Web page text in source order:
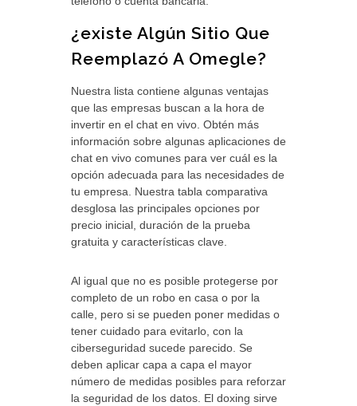
¿existe Algún Sitio Que
Reemplazó A Omegle?
Nuestra lista contiene algunas ventajas
que las empresas buscan a la hora de
invertir en el chat en vivo. Obtén más
información sobre algunas aplicaciones de
chat en vivo comunes para ver cuál es la
opción adecuada para las necesidades de
tu empresa. Nuestra tabla comparativa
desglosa las principales opciones por
precio inicial, duración de la prueba
gratuita y características clave.
Al igual que no es posible protegerse por
completo de un robo en casa o por la
calle, pero si se pueden poner medidas o
tener cuidado para evitarlo, con la
ciberseguridad sucede parecido. Se
deben aplicar capa a capa el mayor
número de medidas posibles para reforzar
la seguridad de los datos. El doxing sirve